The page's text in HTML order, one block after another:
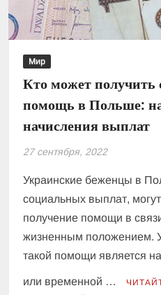
Мир
Кто может получить
помощь в Польше:
начисления выплат
27 сентября, 2022
Украинские беженцы в
социальных выплат,
получение помощи в
жизненным положением.
такой помощи является
или временной …